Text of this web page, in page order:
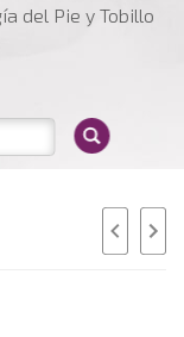
del Pie y Tobillo